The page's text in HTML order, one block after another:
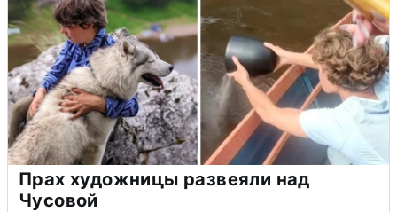
Прах художницы развеяли над
Чусовой